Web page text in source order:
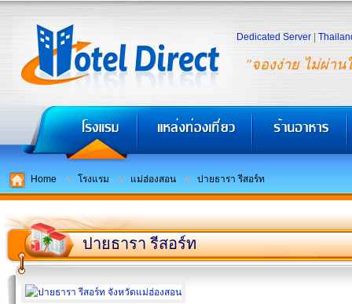
"จองง่าย ไม่ผ่าน
Dedicated Server
Home โรงแรม แม่ฮ่องสอน ปายธารา รีสอร์ท
ปายธารา รีสอร์ท